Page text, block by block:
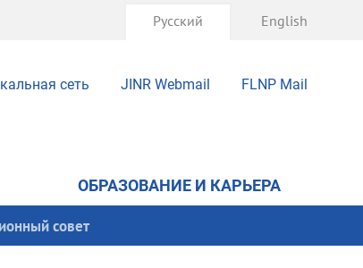
сеть JINR Webmail FLNP Mail
Русский English
ОБРАЗОВАНИЕ И КАРЬЕРА
совет